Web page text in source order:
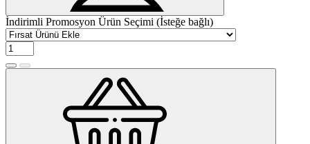
İndirimli Promosyon Ürün Seçimi (İsteğe bağlı)